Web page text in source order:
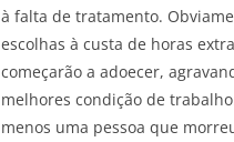
à falta de tratamento.
escolhas à custa de horas
começarão a adoecer,
melhores condição de
menos uma pessoa que